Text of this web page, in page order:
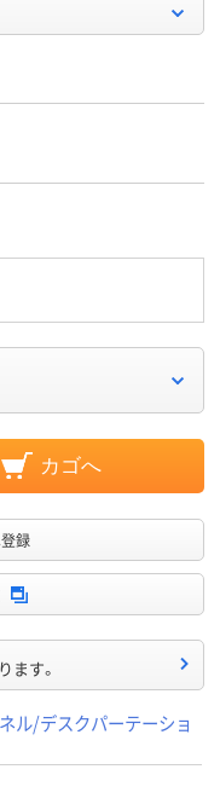
カゴへ
録
ます。
ル/デスクパーテーショ